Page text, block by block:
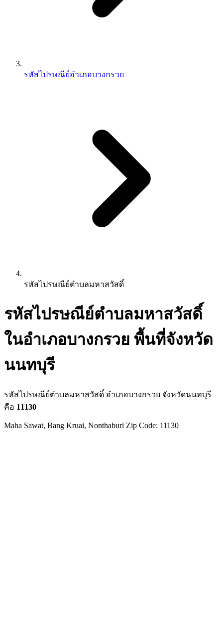
รหัสไปรษณีย์อำเภอบางกรวย
รหัสไปรษณีย์ตำบลมหาสวัสดิ์
รหัสไปรษณีย์ตำบลมหาสวัสดิ์
ในอำเภอบางกรวย พื้นที่จังหวัด
นนทบุรี
รหัสไปรษณีย์ตำบลมหาสวัสดิ์ อำเภอบางกรวย จังหวัดนนทบุรี
คือ 11130
Maha Sawat, Bang Kruai, Nonthaburi Zip Code: 11130